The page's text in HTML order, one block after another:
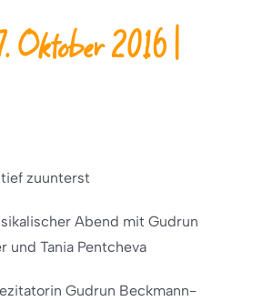
Oktober 2016 |
zuunterst
Abend mit Gudrun
und Tania Pentcheva
Gudrun Beckmann-